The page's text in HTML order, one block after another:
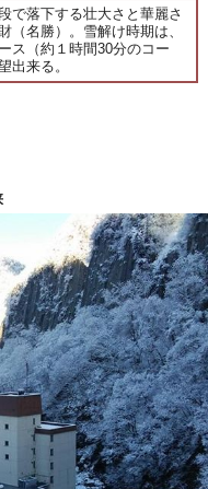
で落下する壮大さと華麗さ
（名勝）。雪解け時期は、
ス（約１時間30分のコー
出来る。